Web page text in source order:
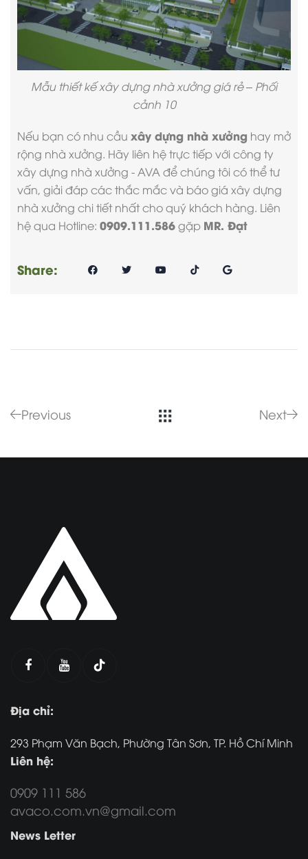
Mẫu thiết kế xây dựng nhà xưởng giá rẻ – Phối
cảnh 10
Nếu bạn có nhu cầu xây dựng nhà xưởng hay mở
rộng nhà xưởng. Hãy liên hệ trực tiếp với công ty
xây dựng nhà xưởng - AVA để chúng tôi có thể tư
vấn, giải đáp các thắc mắc và báo giá xây dựng
nhà xưởng chi tiết nhất cho quý khách hàng. Liên
hệ qua Hotline: 0909.111.586gặp MR. Đạt
Share:
Previous Next
Địa chỉ:
293 Phạm Văn Bạch, Phường Tân Sơn, TP. Hồ Chí Minh
Liên hệ:
0909 111 586
avaco.com.vn@gmail.com
News Letter